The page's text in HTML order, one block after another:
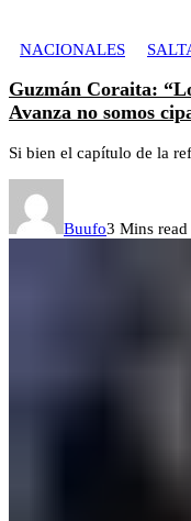
NACIONALES
Guzmán Coraita:
Avanza no somos
Si bien el capítulo de la
Buufo3 Mins read